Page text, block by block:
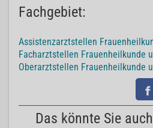
Fachgebiet:
Assistenzarztstellen
Facharztstellen Frauenheilkunde
Oberarztstellen Frauenheilkunde
Das könnte Sie